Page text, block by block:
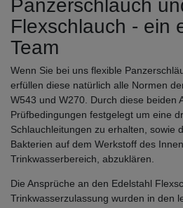
Panzerschlauch
Flexschlauch - ein
Team
Wenn Sie bei uns flexible
erfüllen diese natürlich alle Normen
W543 und W270. Durch diese beiden
Prüfbedingungen festgelegt um eine
Schlauchleitungen zu erhalten, sowie
Bakterien auf dem Werkstoff des
Trinkwasserbereich, abzuklären.
Die Ansprüche an den Edelstahl
Trinkwasserzulassung wurden in den